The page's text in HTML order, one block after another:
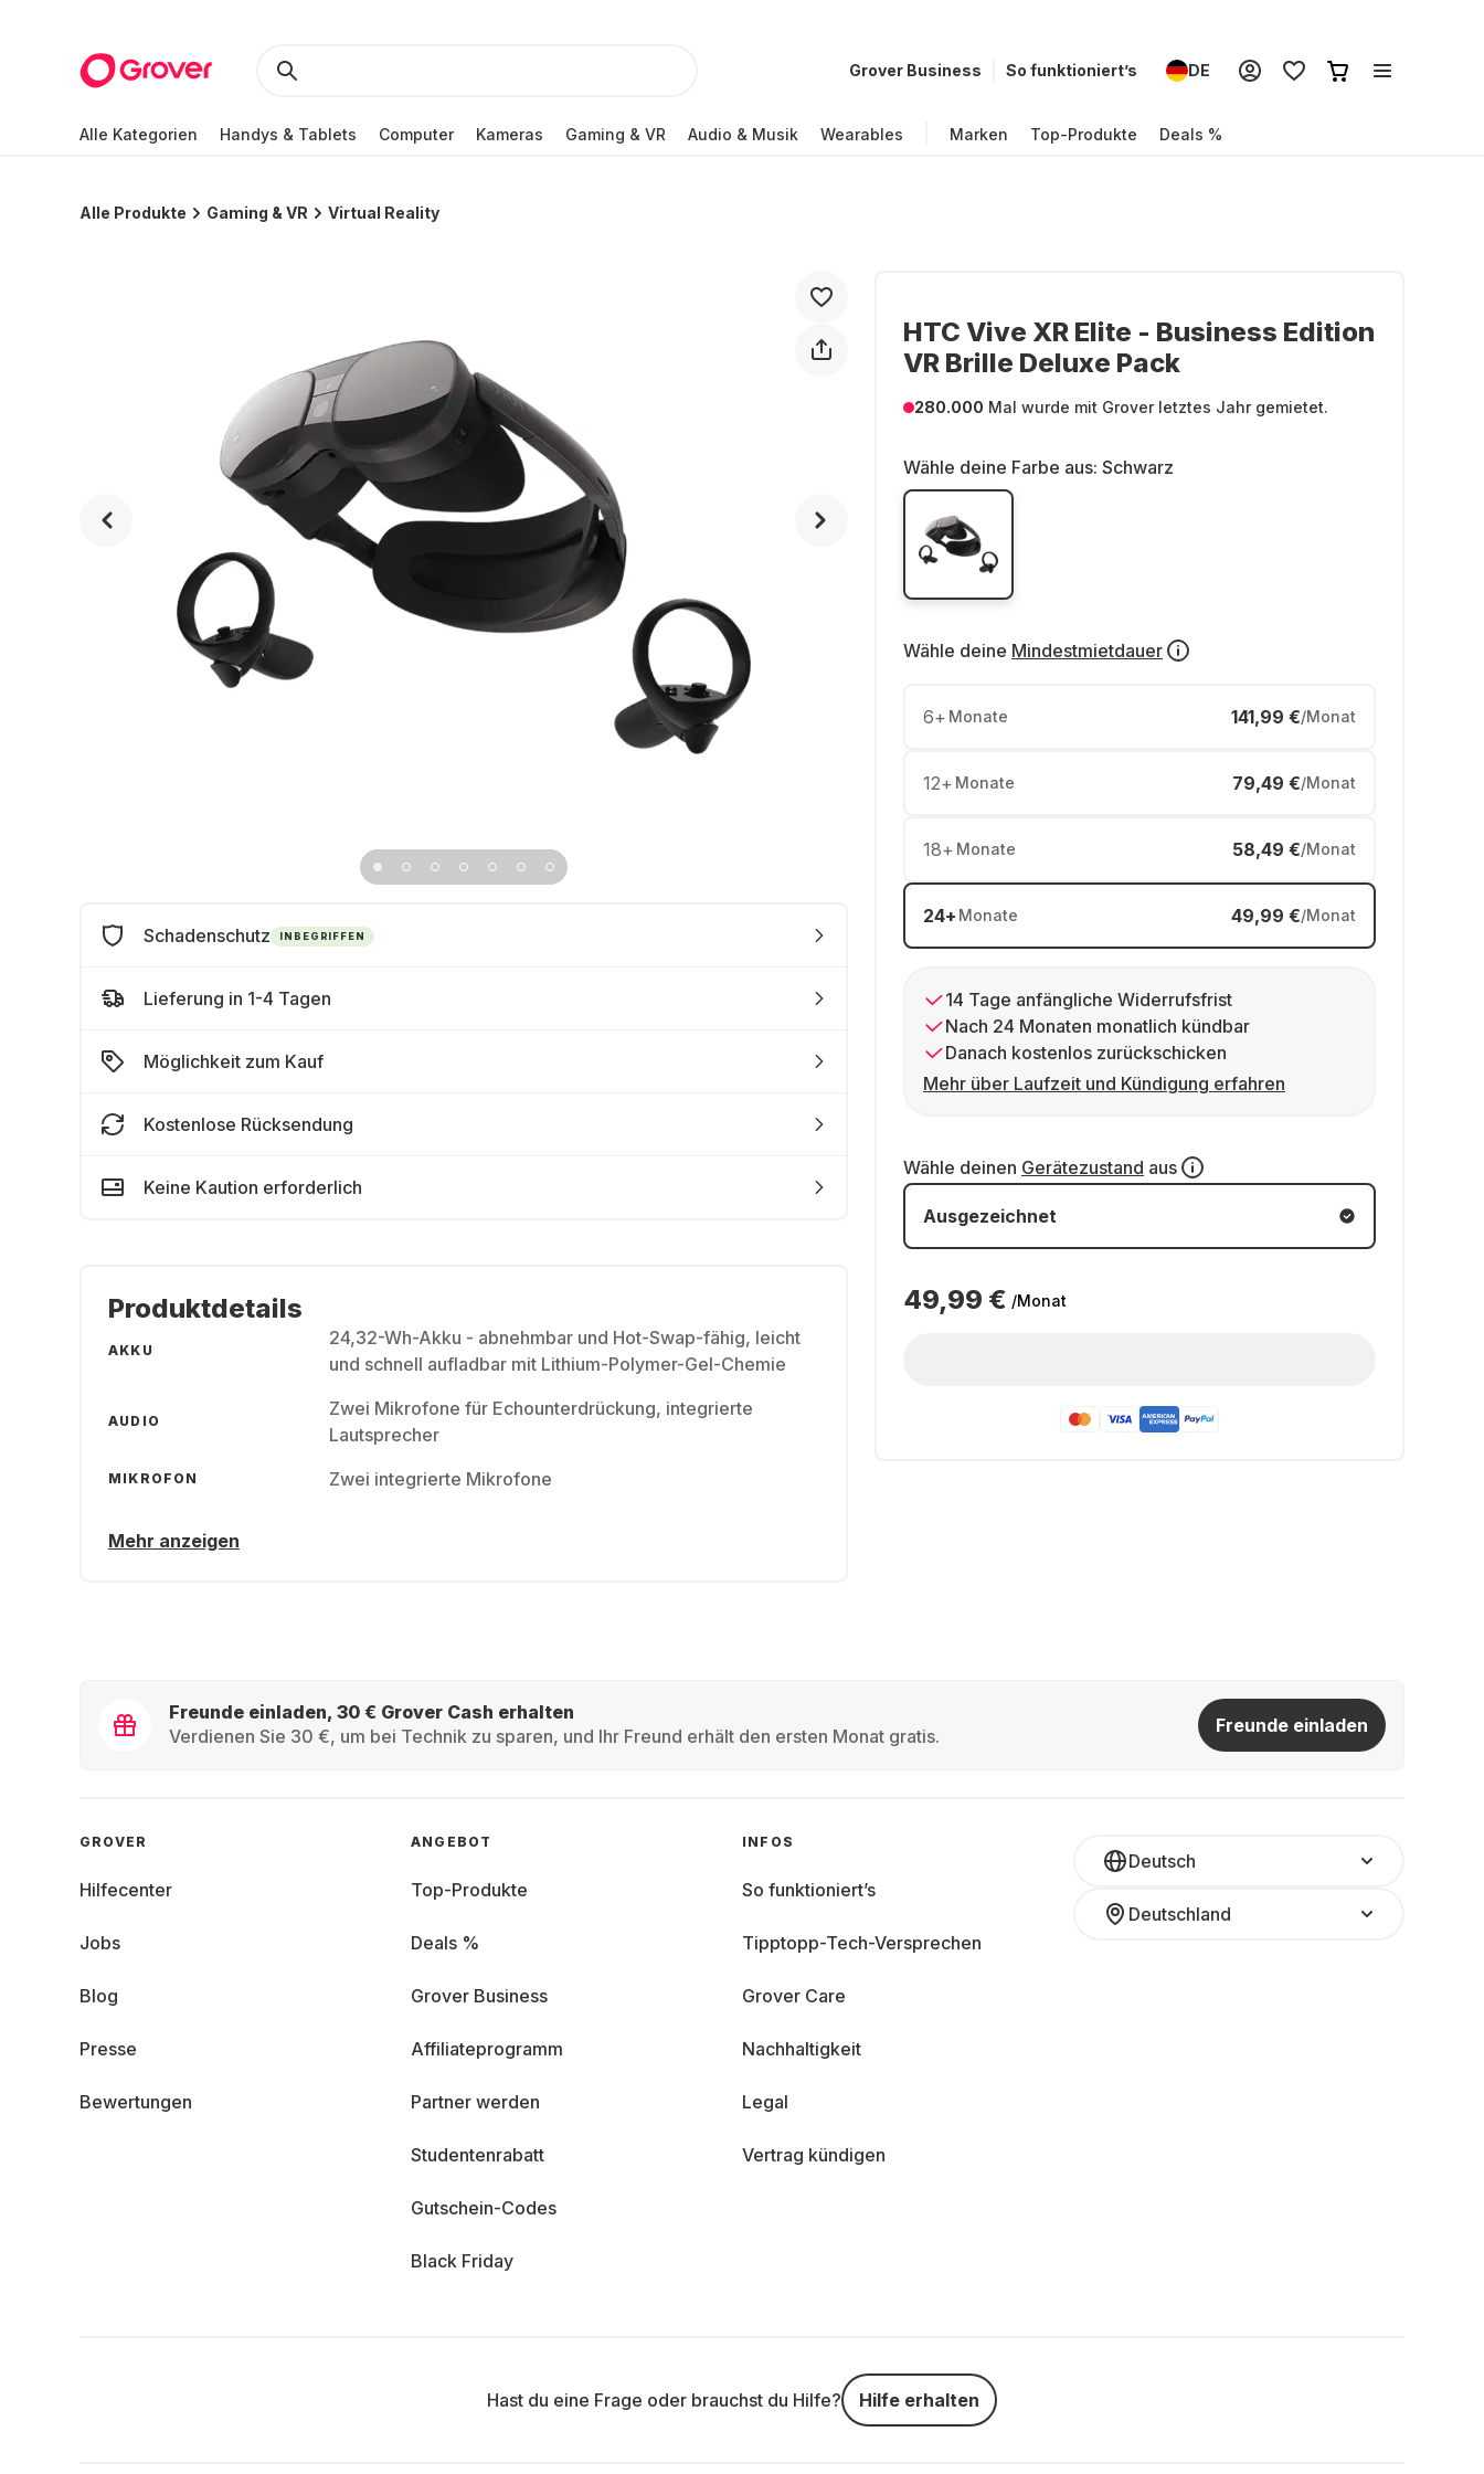
Grover Business So funktioniert’s DE
Alle Kategorien Handys & Tablets Computer Kameras Gaming & VR Audio & Musik Wearables Marken Top-Produkte Deals %
Alle Produkte Gaming & VR Virtual Reality
HTC Vive XR Elite - Business Edition
VR Brille Deluxe Pack
280.000 Mal wurde mit Grover letztes Jahr gemietet.
Wähle deine Farbe aus: Schwarz
Wähle deine Mindestmietdauer
6+ Monate 141,99 €/Monat
12+ Monate 79,49 €/Monat
18+ Monate 58,49 €/Monat
24+ Monate 49,99 €/Monat
14 Tage anfängliche Widerrufsfrist
Nach 24 Monaten monatlich kündbar
Danach kostenlos zurückschicken
Mehr über Laufzeit und Kündigung erfahren
Wähle deinen Gerätezustand aus
Ausgezeichnet
49,99 € /Monat
Schadenschutz INBEGRIFFEN
Lieferung in 1-4 Tagen
Möglichkeit zum Kauf
Kostenlose Rücksendung
Keine Kaution erforderlich
Produktdetails
AKKU
24,32-Wh-Akku - abnehmbar und Hot-Swap-fähig, leicht
und schnell aufladbar mit Lithium-Polymer-Gel-Chemie
AUDIO
Zwei Mikrofone für Echounterdrückung, integrierte
Lautsprecher
MIKROFON Zwei integrierte Mikrofone
Mehr anzeigen
Freunde einladen, 30 € Grover Cash erhalten
Verdienen Sie 30 €, um bei Technik zu sparen, und Ihr Freund erhält den ersten Monat gratis.
Freunde einladen
Deutsch
Deutschland
GROVER
Hilfecenter
Jobs
Blog
Presse
Bewertungen
ANGEBOT
Top-Produkte
Deals %
Grover Business
Affiliateprogramm
Partner werden
Studentenrabatt
Gutschein-Codes
Black Friday
INFOS
So funktioniert’s
Tipptopp-Tech-Versprechen
Grover Care
Nachhaltigkeit
Legal
Vertrag kündigen
Hast du eine Frage oder brauchst du Hilfe? Hilfe erhalten